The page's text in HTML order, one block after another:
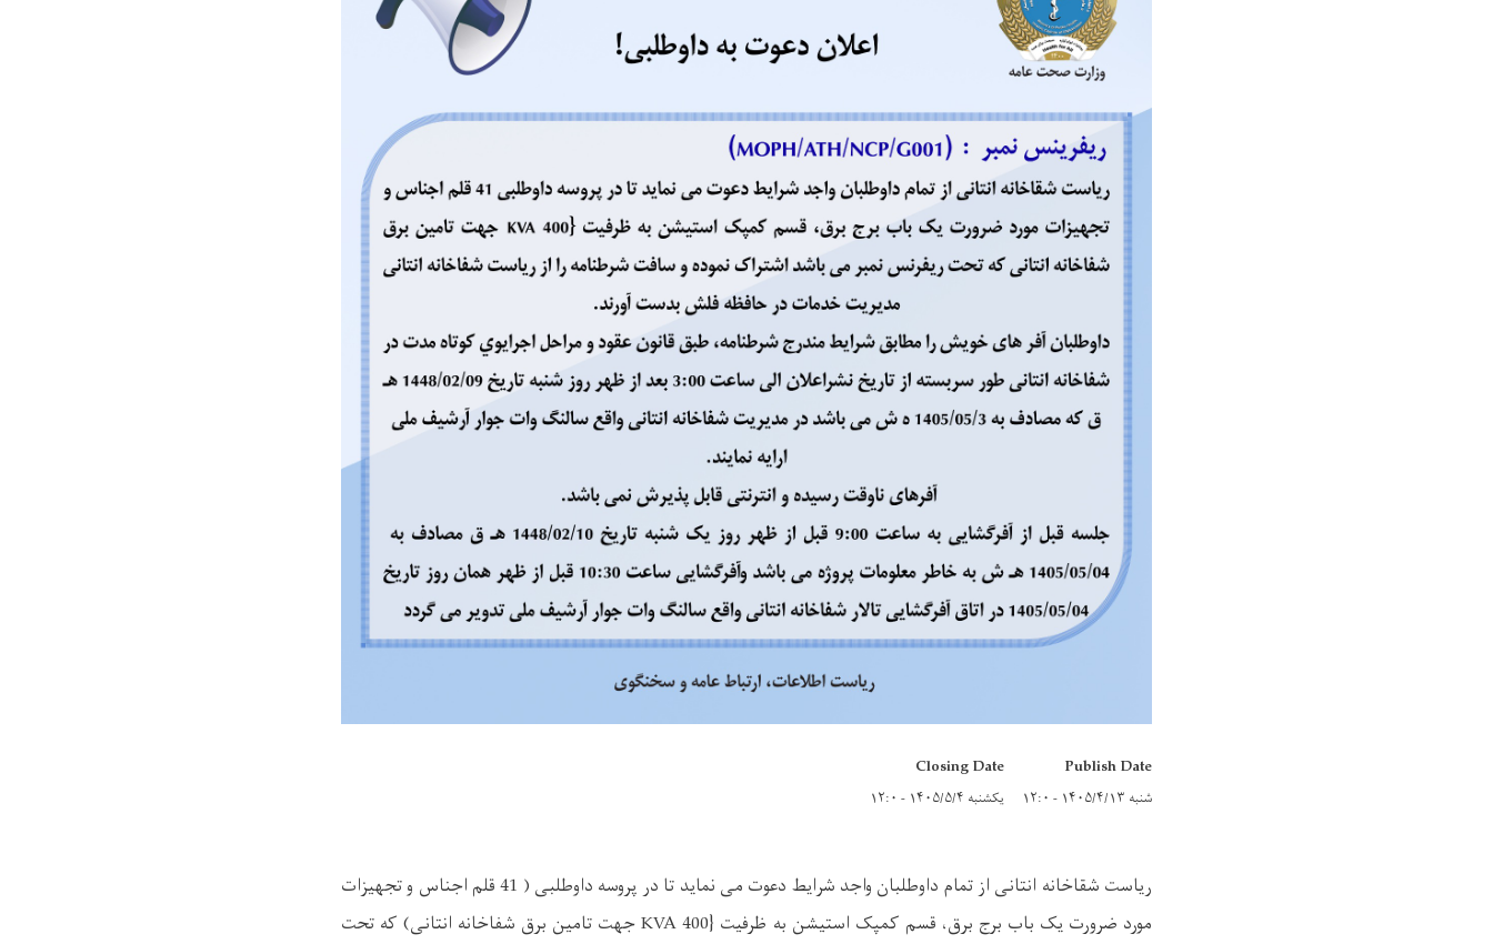
Publish Date
شنبه ۱۴۰۵/۴/۱۳ - ۱۲:۰
Closing Date
یکشنبه ۱۴۰۵/۵/۴ - ۱۲:۰
ریاست شقاخانه انتانی از تمام داوطلبان واجد شرایط دعوت می نماید تا در پروسه داوطلبی ( 41 قلم اجناس و تجهیزات
مورد ضرورت یک باب برج برق، قسم کمپک استیشن به ظرفیت {400
KVAجهت تامین برق شفاخانه انتانی) که تحت